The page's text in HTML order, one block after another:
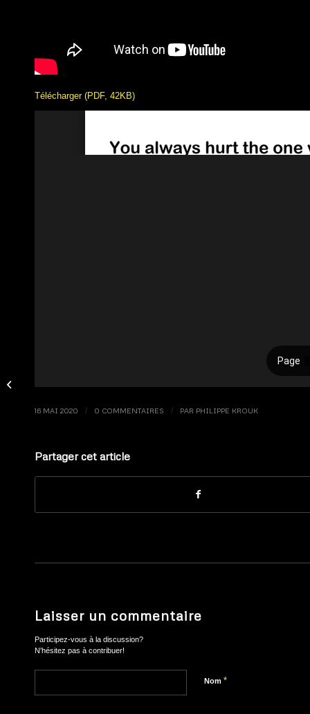
Télécharger (PDF, 42KB)
16 MAI 2020 / 0 COMMENTAIRES / PAR PHILIPPE KROUK
Partager cet article
Laisser un commentaire
Participez-vous à la discussion?
N'hésitez pas à contribuer!
Nom *